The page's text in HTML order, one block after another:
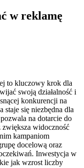
w reklamę
to kluczowy krok dla
swoją działalność i
konkurencji na
staje się niezbędna dla
na dotarcie do
widoczność
kampaniom
docelową oraz
Inwestycja w
jak wzrost liczby